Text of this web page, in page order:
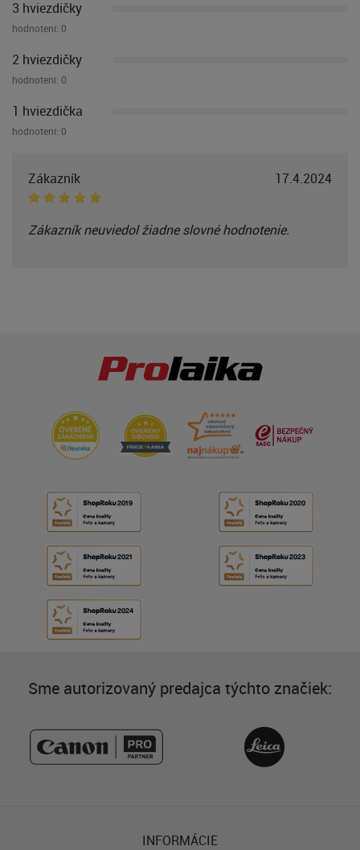
3 hviezdičky
hodnotení: 0
2 hviezdičky
hodnotení: 0
1 hviezdička
hodnotení: 0
Zákazník 17.4.2024
Zákazník neuviedol žiadne slovné hodnotenie.
Sme autorizovaný predajca týchto značiek:
INFORMÁCIE